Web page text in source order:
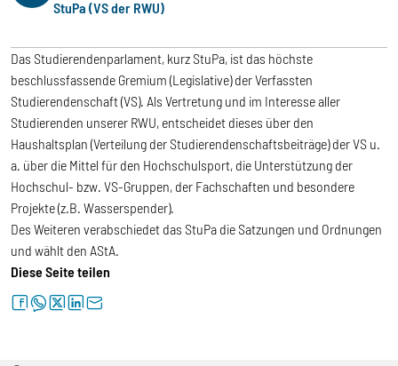
StuPa (VS der RWU)
Das Studierendenparlament, kurz StuPa, ist das höchste
beschlussfassende Gremium (Legislative) der Verfassten
Studierendenschaft (VS). Als Vertretung und im Interesse aller
Studierenden unserer RWU, entscheidet dieses über den
Haushaltsplan (Verteilung der Studierendenschaftsbeiträge) der VS u.
a. über die Mittel für den Hochschulsport, die Unterstützung der
Hochschul- bzw. VS-Gruppen, der Fachschaften und besondere
Projekte (z.B. Wasserspender).
Des Weiteren verabschiedet das StuPa die Satzungen und Ordnungen
und wählt den AStA.
Diese Seite teilen
facebookwhatsapptwitterlinkedinletter